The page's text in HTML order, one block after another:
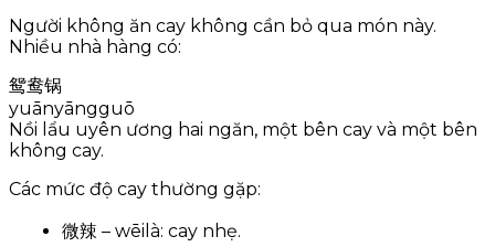
Người không ăn cay không cần bỏ qua món này.
Nhiều nhà hàng có:
鸳鸯锅
yuānyāngguō
Nồi lẩu uyên ương hai ngăn, một bên cay và một bên
không cay.
Các mức độ cay thường gặp:
微辣 – wēilà: cay nhẹ.